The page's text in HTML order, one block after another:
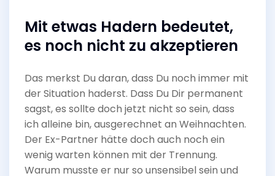
Mit etwas Hadern bedeutet,
es noch nicht zu akzeptieren
Das merkst Du daran, dass Du noch immer mit
der Situation haderst. Dass Du Dir permanent
sagst, es sollte doch jetzt nicht so sein, dass
ich alleine bin, ausgerechnet an Weihnachten.
Der Ex-Partner hätte doch auch noch ein
wenig warten können mit der Trennung.
Warum musste er nur so unsensibel sein und